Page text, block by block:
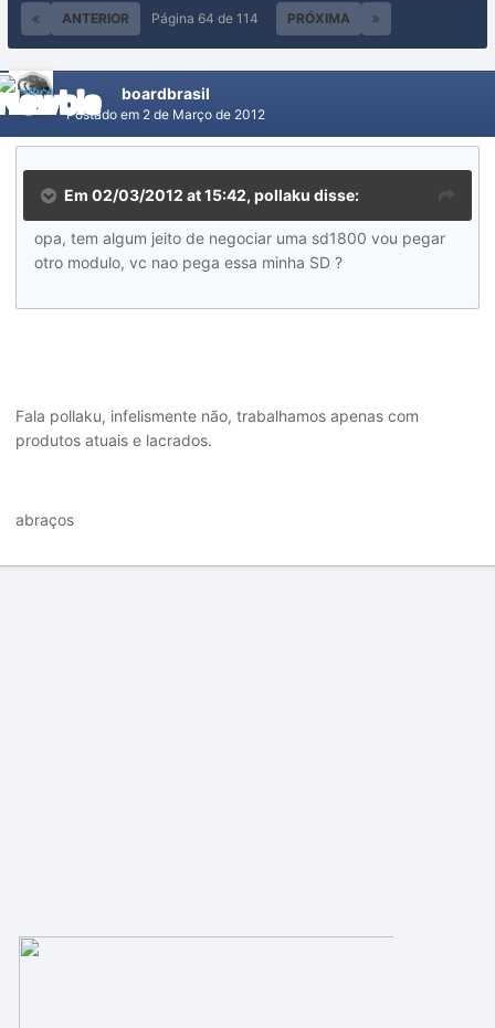
ANTERIOR PRÓXIMA
Página 64 de 114
boardbrasil
Postado em 2 de Março de 2012
Em 02/03/2012 at 15:42, pollaku disse:
opa, tem algum jeito de negociar uma sd1800 vou pegar
otro modulo, vc nao pega essa minha SD ?
Fala pollaku, infelismente não, trabalhamos apenas com
produtos atuais e lacrados.
abraços